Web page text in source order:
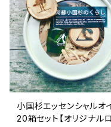
小国杉エッセンシャルオ
20箱セット【オリジナル